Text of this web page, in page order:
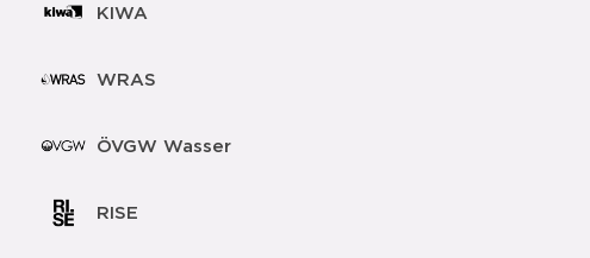
KIWA
WRAS
ÖVGW Wasser
RISE